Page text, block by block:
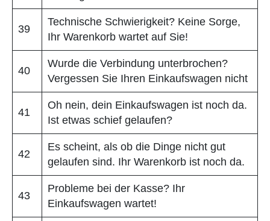
39
Technische Schwierigkeit? Keine Sorge,
Ihr Warenkorb wartet auf Sie!
40
Wurde die Verbindung unterbrochen?
Vergessen Sie Ihren Einkaufswagen nicht
41
Oh nein, dein Einkaufswagen ist noch da.
Ist etwas schief gelaufen?
42
Es scheint, als ob die Dinge nicht gut
gelaufen sind. Ihr Warenkorb ist noch da.
43
Probleme bei der Kasse? Ihr
Einkaufswagen wartet!